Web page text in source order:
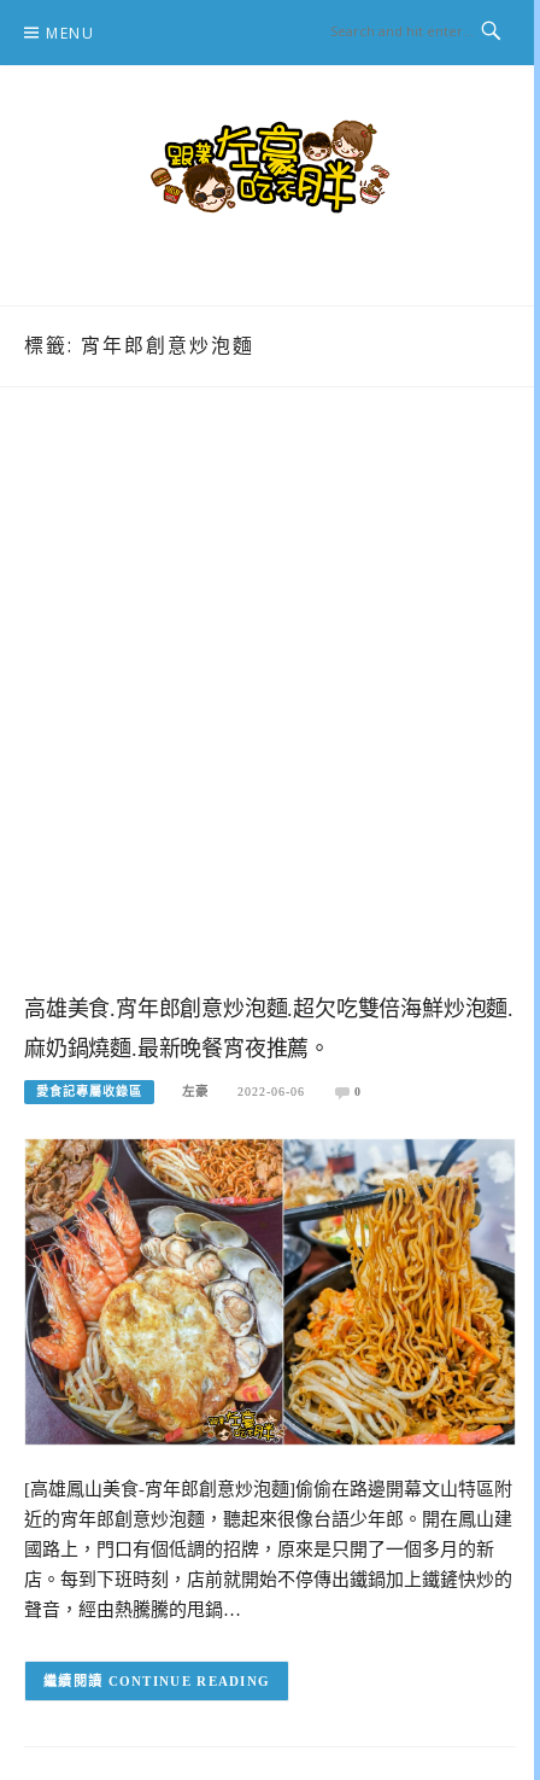
content
MENU
標籤: 宵年郎創意炒泡麵
高雄美食.宵年郎創意炒泡麵.超欠吃雙倍海鮮炒泡麵.
麻奶鍋燒麵.最新晚餐宵夜推薦。
愛食記專屬收錄區 左豪 2022-06-06 0
[高雄鳳山美食-宵年郎創意炒泡麵]偷偷在路邊開幕文山特區附
近的宵年郎創意炒泡麵，聽起來很像台語少年郎。開在鳳山建
國路上，門口有個低調的招牌，原來是只開了一個多月的新
店。每到下班時刻，店前就開始不停傳出鐵鍋加上鐵鏟快炒的
聲音，經由熱騰騰的甩鍋…
CONTINUE READING